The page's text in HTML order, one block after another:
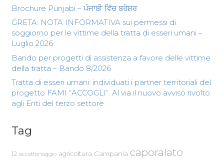
Brochure Punjabi – ਪੰਜਾਬੀ ਵਿੱਚ ਬਰੋਸ਼ਰ
GRETA: NOTA INFORMATIVA sui permessi di
soggiorno per le vittime della tratta di esseri umani –
Luglio 2026
Bando per progetti di assistenza a favore delle vittime
della tratta – Bando 8/2026
Tratta di esseri umani: individuati i partner territoriali del
progetto FAMI “ACCOGLI”. Al via il nuovo avviso rivolto
agli Enti del terzo settore
Tag
12 accattonaggio agricoltura Campania caporalato